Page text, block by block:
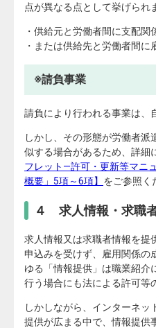
点が異なる点として挙げられ
・供給元と労働者間に支配関
・または供給先と労働者間に
※請負事業
請負により行われる事業は、
しかし、その形態が労働者
似する場合があるため、詳細
フレット―許可・更新等マニ
概要」5項～6項】 をご参照く
４ 求人情報・求職
求人情報又は求職者情報を提
申込みを受けず、雇用関係の
ゆる「情報提供」は職業紹介
行う場合にも法による許可等
しかしながら、インターネッ
提供が広まる中で、情報提供